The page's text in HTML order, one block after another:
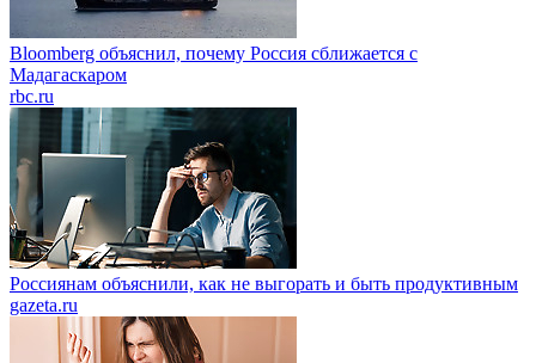
Bloomberg объяснил, почему Россия сближается с
Мадагаскаром
rbc.ru
Россиянам объяснили, как не выгорать и быть продуктивным
gazeta.ru